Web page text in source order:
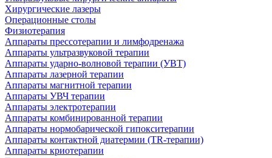
Хирургические лазеры
Операционные столы
Физиотерапия
Аппараты прессотерапии и лимфодренажа
Аппараты ультразвуковой терапии
Аппараты ударно-волновой терапии (УВТ)
Аппараты лазерной терапии
Аппараты магнитной терапии
Аппараты УВЧ терапии
Аппараты электротерапии
Аппараты комбинированной терапии
Аппараты нормобарической гипокситерапии
Аппараты контактной диатермии (TR-терапии)
Аппараты криотерапии